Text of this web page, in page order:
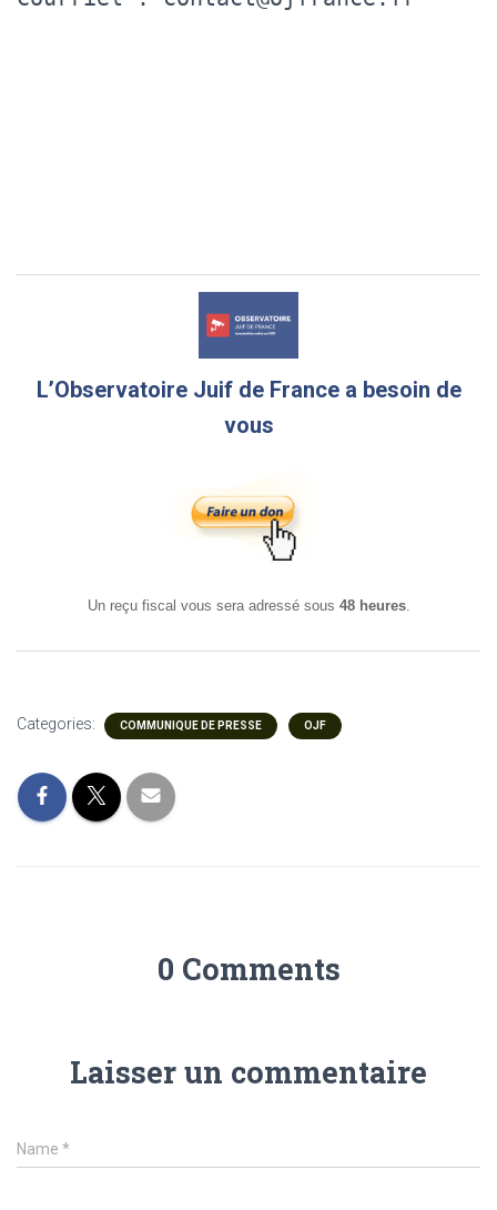
L’Observatoire Juif de France a besoin de
vous
Un reçu fiscal vous sera adressé sous 48 heures.
Categories: COMMUNIQUE DE PRESSE OJF
0 Comments
Laisser un commentaire
Name *